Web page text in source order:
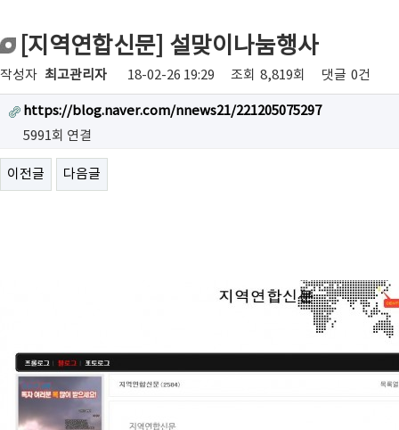
[지역연합신문] 설맞이나눔행사
작성자 최고관리자 18-02-26 19:29 조회 8,819회 댓글 0건
https://blog.naver.com/nnews21/221205075297
5991회 연결
이전글 다음글